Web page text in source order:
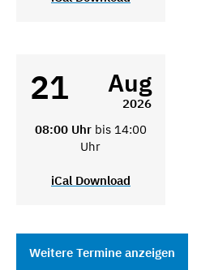
21 Aug
2026
08:00 Uhr bis 14:00
Uhr
iCal Download
Weitere Termine anzeigen